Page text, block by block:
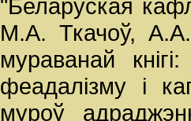
"Беларуская
М.А. Ткачоў, А.А.
мураванай
феадалізму і
муроў